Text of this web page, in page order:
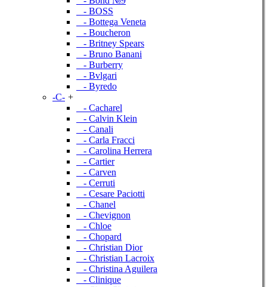
- BOSS
- Bottega Veneta
- Boucheron
- Britney Spears
- Bruno Banani
- Burberry
- Bvlgari
- Byredo
-C- +
- Cacharel
- Calvin Klein
- Canali
- Carla Fracci
- Carolina Herrera
- Cartier
- Carven
- Cerruti
- Cesare Paciotti
- Chanel
- Chevignon
- Chloe
- Chopard
- Christian Dior
- Christian Lacroix
- Christina Aguilera
- Clinique